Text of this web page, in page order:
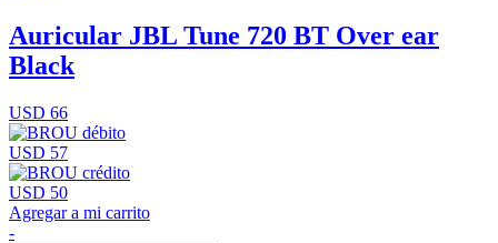
Auricular JBL Tune 720 BT Over ear
Black
USD 66
USD 57
USD 50
Agregar a mi carrito
-